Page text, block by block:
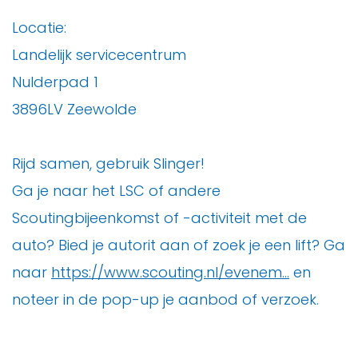
Locatie:
Landelijk servicecentrum
Nulderpad 1
3896LV Zeewolde
Rijd samen, gebruik Slinger!
Ga je naar het LSC of andere
Scoutingbijeenkomst of -activiteit met de
auto? Bied je autorit aan of zoek je een lift? Ga
naar https://www.scouting.nl/evenem... en
noteer in de pop-up je aanbod of verzoek.